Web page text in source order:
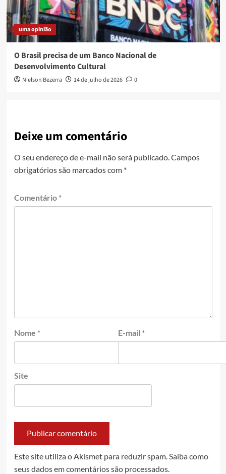
uma opinião
O Brasil precisa de um Banco Nacional de
Desenvolvimento Cultural
Nielson Bezerra 14 de julho de 2026 0
Deixe um comentário
O seu endereço de e-mail não será publicado. Campos
obrigatórios são marcados com *
Comentário *
Nome * E-mail *
Site
Este site utiliza o Akismet para reduzir spam. Saiba como
seus dados em comentários são processados.